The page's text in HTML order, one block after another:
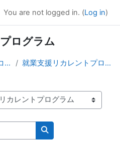
You are not logged in. (Log in)
ログラム
すべてのコース 就業支援リカレントプログラム
Search courses